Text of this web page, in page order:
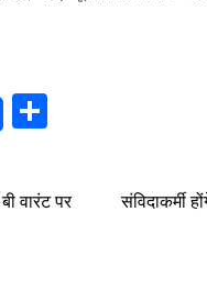
वारंट पर
संविदाकर्मी